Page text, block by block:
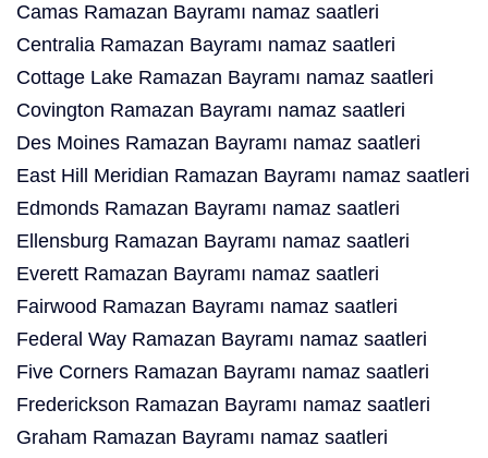
Camas Ramazan Bayramı namaz saatleri
Centralia Ramazan Bayramı namaz saatleri
Cottage Lake Ramazan Bayramı namaz saatleri
Covington Ramazan Bayramı namaz saatleri
Des Moines Ramazan Bayramı namaz saatleri
East Hill Meridian Ramazan Bayramı namaz saatleri
Edmonds Ramazan Bayramı namaz saatleri
Ellensburg Ramazan Bayramı namaz saatleri
Everett Ramazan Bayramı namaz saatleri
Fairwood Ramazan Bayramı namaz saatleri
Federal Way Ramazan Bayramı namaz saatleri
Five Corners Ramazan Bayramı namaz saatleri
Frederickson Ramazan Bayramı namaz saatleri
Graham Ramazan Bayramı namaz saatleri